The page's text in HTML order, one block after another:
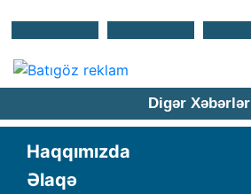
Digər Xəbərlər
Haqqımızda
Əlaqə